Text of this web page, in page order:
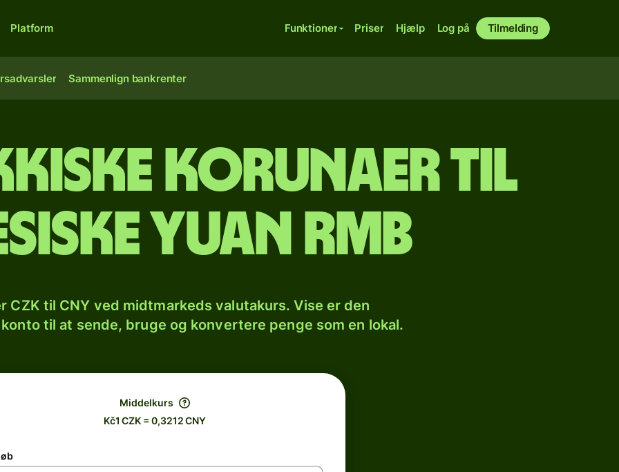
Platform Funktioner Priser Hjælp Log på Tilmelding
Sammenlign bankrenter
korunaer til
yuan rmb
CZK til CNY ved midtmarkeds valutakurs. Vise er den
til at sende, bruge og konvertere penge som en lokal.
Middelkurs
Kč1 CZK = 0,3212 CNY